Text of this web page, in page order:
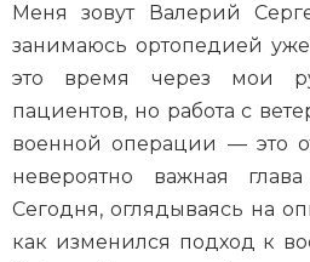
Меня зовут Валерий
занимаюсь ортопедией
это время через мои
пациентов, но работа с
военной операции — это
невероятно важная
Сегодня, оглядываясь на
как изменился подход к